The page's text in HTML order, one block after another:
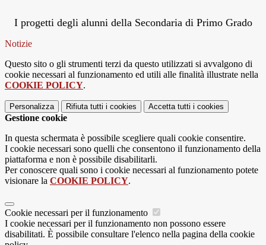
I progetti degli alunni della Secondaria di Primo Grado
Notizie
Questo sito o gli strumenti terzi da questo utilizzati si avvalgono di
cookie necessari al funzionamento ed utili alle finalità illustrate nella
COOKIE POLICY.
Personalizza Rifiuta tutti i cookies Accetta tutti i cookies
Gestione cookie
In questa schermata è possibile scegliere quali cookie consentire.
I cookie necessari sono quelli che consentono il funzionamento della
piattaforma e non è possibile disabilitarli.
Per conoscere quali sono i cookie necessari al funzionamento potete
visionare la COOKIE POLICY.
Cookie necessari per il funzionamento
I cookie necessari per il funzionamento non possono essere
disabilitati. È possibile consultare l'elenco nella pagina della cookie